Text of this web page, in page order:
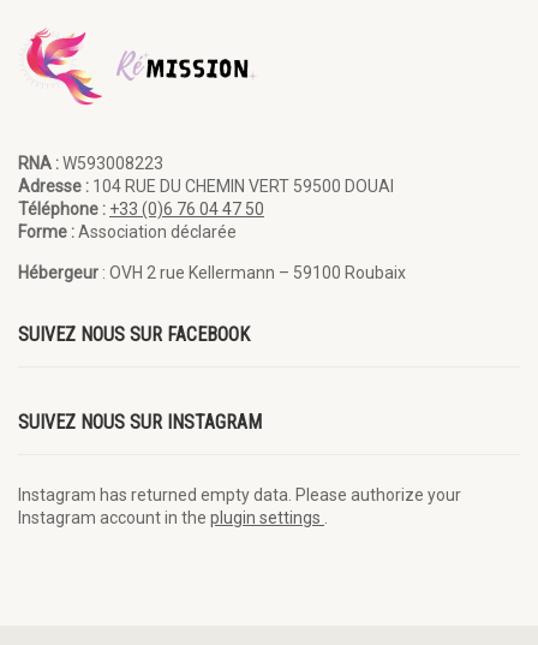
RNA :W593008223
Adresse : 104 RUE DU CHEMIN VERT 59500 DOUAI
Téléphone : +33 (0)6 76 04 47 50
Forme :Association déclarée
Hébergeur : OVH 2 rue Kellermann – 59100 Roubaix
SUIVEZ NOUS SUR FACEBOOK
SUIVEZ NOUS SUR INSTAGRAM
Instagram has returned empty data. Please authorize your
Instagram account in the plugin settings